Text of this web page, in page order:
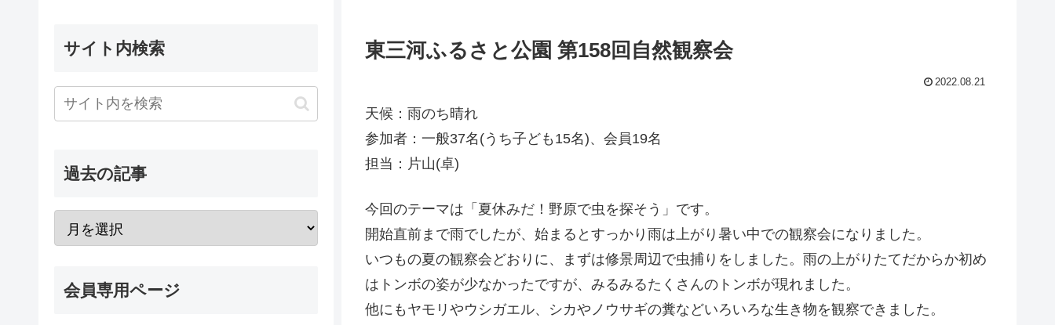
東三河ふるさと公園 第158回自然観察会
2022.08.21
天候：雨のち晴れ
参加者：一般37名(うち子ども15名)、会員19名
担当：片山(卓)
今回のテーマは「夏休みだ！野原で虫を探そう」です。
開始直前まで雨でしたが、始まるとすっかり雨は上がり暑い中での観察会になりました。
いつもの夏の観察会どおりに、まずは修景周辺で虫捕りをしました。雨の上がりたてだからか初め
はトンボの姿が少なかったですが、みるみるたくさんのトンボが現れました。
他にもヤモリやウシガエル、シカやノウサギの糞などいろいろな生き物を観察できました。
サイト内検索
過去の記事
会員専用ページ